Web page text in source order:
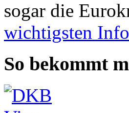
sogar die
wichtigsten
So bekommt